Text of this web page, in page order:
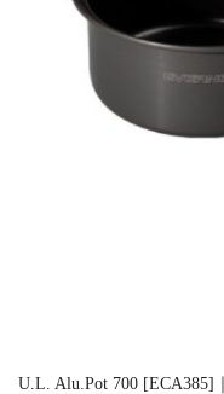
U.L. Alu.Pot 700 [ECA385]